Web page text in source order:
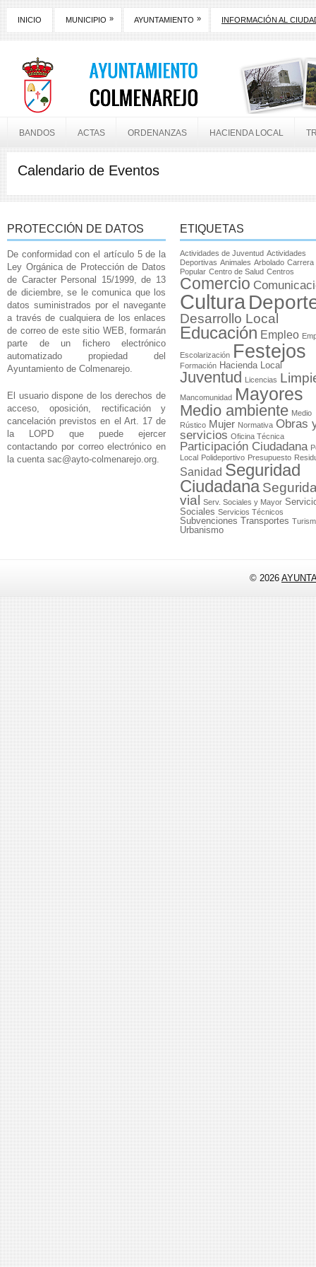
INICIO MUNICIPIO » AYUNTAMIENTO » INFORMACIÓN AL
BANDOS ACTAS ORDENANZAS HACIENDA LOCAL
Calendario de Eventos
PROTECCIÓN DE DATOS
De conformidad con el artículo 5 de la
Ley Orgánica de Protección de Datos
de Caracter Personal 15/1999, de 13
de diciembre, se le comunica que los
datos suministrados por el navegante
a través de cualquiera de los enlaces
de correo de este sitio WEB, formarán
parte de un fichero electrónico
automatizado propiedad del
Ayuntamiento de Colmenarejo.
El usuario dispone de los derechos de
acceso, oposición, rectificación y
cancelación previstos en el Art. 17 de
la LOPD que puede ejercer
contactando por correo electrónico en
la cuenta sac@ayto-colmenarejo.org.
ETIQUETAS
Actividades de Juventud Actividades
Deportivas Animales Arbolado Carrera
Popular Centro de Salud Centros
Comercio
Cultura
Desarrollo Local
Educación Empleo
Escolarización Festejos
Formación Hacienda Local
Juventud Licencias
Mancomunidad Mayores
Medio ambiente Medio
Rústico Mujer Normativa Obras
servicios Oficina Técnica
Participación Ciudadana
Local Polideportivo Presupuesto
Sanidad Seguridad
Ciudadana
vial
Serv. Sociales y Mayor
Sociales Servicios Técnicos
Subvenciones Transportes
Urbanismo
© 2026